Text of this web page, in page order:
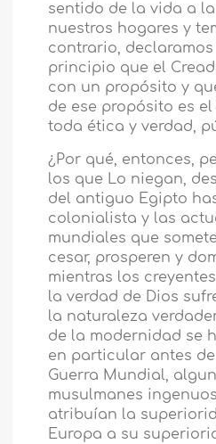
sentido de la vida a
nuestros hogares y
contrario, declaramos
principio que el
con un propósito y
de ese propósito es
toda ética y verdad,
¿Por qué, entonces,
los que Lo niegan,
del antiguo Egipto
colonialista y las
mundiales que
cesar, prosperen y
mientras los
la verdad de Dios
la naturaleza
de la modernidad se
en particular antes
Guerra Mundial,
musulmanes
atribuían la
Europa a su